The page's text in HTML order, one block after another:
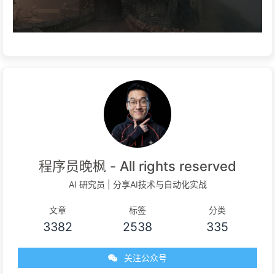
程序员晚枫 - All rights reserved
AI 研究员 | 分享AI技术与自动化实战
文章
3382
标签
2538
分类
335
关注公众号